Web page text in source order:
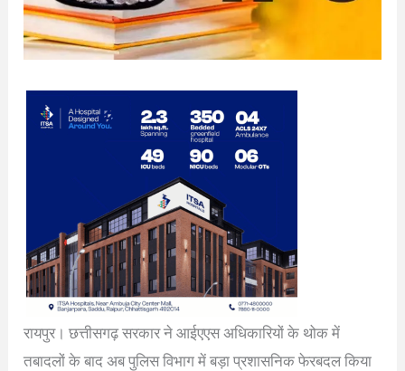
रायपुर। छत्तीसगढ़ सरकार ने आईएएस अधिकारियों के थोक में
तबादलों के बाद अब पुलिस विभाग में बड़ा प्रशासनिक फेरबदल किया